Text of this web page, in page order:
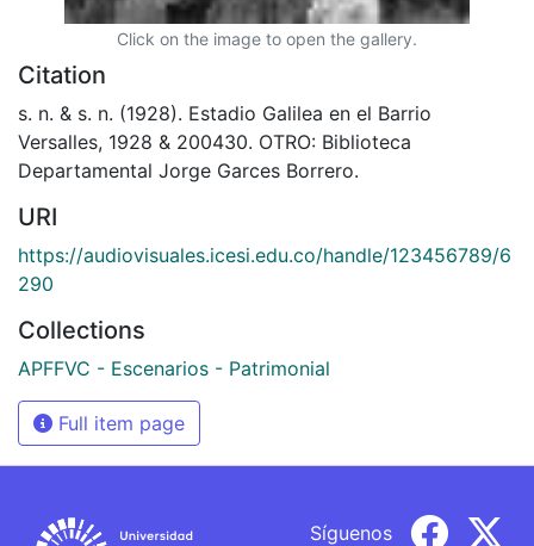
Click on the image to open the gallery.
Citation
s. n. & s. n. (1928). Estadio Galilea en el Barrio
Versalles, 1928 & 200430. OTRO: Biblioteca
Departamental Jorge Garces Borrero.
URI
https://audiovisuales.icesi.edu.co/handle/123456789/6
290
Collections
APFFVC - Escenarios - Patrimonial
Full item page
Síguenos